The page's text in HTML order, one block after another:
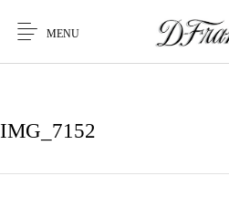
MENU
IMG_7152